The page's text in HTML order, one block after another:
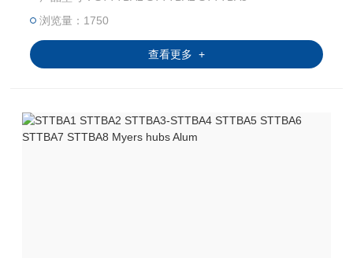
浏览量：1750
查看更多 +